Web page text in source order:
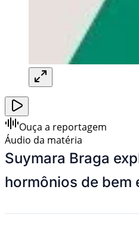
Ouça a reportagem
Áudio da matéria
Suymara Braga
hormônios de bem